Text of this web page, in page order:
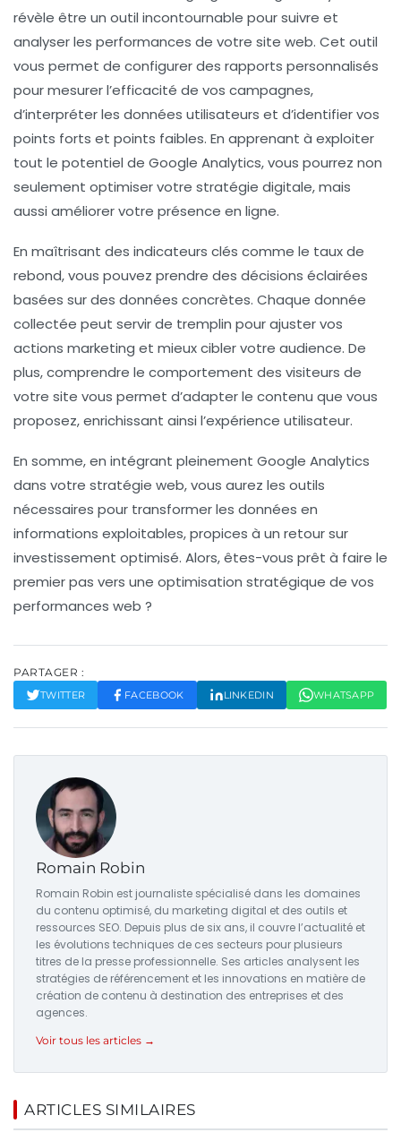
révèle être un outil incontournable poursuivre et
analyserles performances de votre site web. Cet outil
vous permet de configurer des rapports personnalisés
pour mesurer l’efficacité de vos campagnes,
d’interpréter les données utilisateurs et d’identifier vos
points forts et points faibles. En apprenant à exploiter
tout le potentiel de Google Analytics, vous pourrez non
seulement optimiser votre stratégie digitale, mais
aussi améliorer votre présence en ligne.
En maîtrisant des indicateurs clés comme le taux de
rebond, vous pouvez prendre des décisions éclairées
basées sur des données concrètes. Chaque donnée
collectée peut servir de tremplin pour ajuster vos
actions marketing et mieux cibler votre audience. De
plus, comprendre le comportement des visiteurs de
votre site vous permet d’adapter le contenu que vous
proposez, enrichissant ainsi l’expérience utilisateur.
En somme, en intégrant pleinement Google Analytics
dans votre stratégie web, vous aurez les outils
nécessaires pour transformer les données en
informations exploitables, propices à un retour sur
investissement optimisé. Alors, êtes-vous prêt à faire le
premier pas vers une optimisation stratégique de vos
performances web ?
PARTAGER :
TWITTER FACEBOOK LINKEDIN WHATSAPP
Romain Robin
Romain Robin est journaliste spécialisé dans les domaines
du contenu optimisé, du marketing digital et des outils et
ressources SEO. Depuis plus de six ans, il couvre l’actualité et
les évolutions techniques de ces secteurs pour plusieurs
titres de la presse professionnelle. Ses articles analysent les
stratégies de référencement et les innovations en matière de
création de contenu à destination des entreprises et des
agences.
Voir tous les articles →
ARTICLES SIMILAIRES